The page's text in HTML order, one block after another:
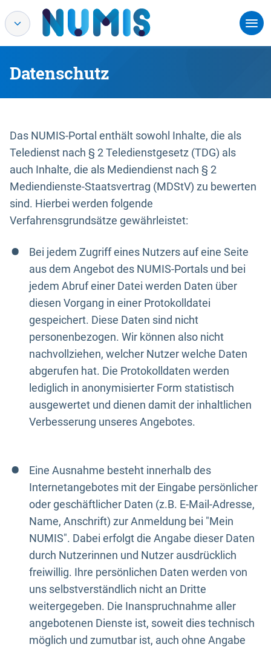
Datenschutz
Das NUMIS-Portal enthält sowohl Inhalte, die als
Teledienst nach § 2 Teledienstgesetz (TDG) als
auch Inhalte, die als Mediendienst nach § 2
Mediendienste-Staatsvertrag (MDStV) zu bewerten
sind. Hierbei werden folgende
Verfahrensgrundsätze gewährleistet:
Bei jedem Zugriff eines Nutzers auf eine Seite
aus dem Angebot des NUMIS-Portals und bei
jedem Abruf einer Datei werden Daten über
diesen Vorgang in einer Protokolldatei
gespeichert. Diese Daten sind nicht
personenbezogen. Wir können also nicht
nachvollziehen, welcher Nutzer welche Daten
abgerufen hat. Die Protokolldaten werden
lediglich in anonymisierter Form statistisch
ausgewertet und dienen damit der inhaltlichen
Verbesserung unseres Angebotes.
Eine Ausnahme besteht innerhalb des
Internetangebotes mit der Eingabe persönlicher
oder geschäftlicher Daten (z.B. E-Mail-Adresse,
Name, Anschrift) zur Anmeldung bei "Mein
NUMIS". Dabei erfolgt die Angabe dieser Daten
durch Nutzerinnen und Nutzer ausdrücklich
freiwillig. Ihre persönlichen Daten werden von
uns selbstverständlich nicht an Dritte
weitergegeben. Die Inanspruchnahme aller
angebotenen Dienste ist, soweit dies technisch
möglich und zumutbar ist, auch ohne Angabe